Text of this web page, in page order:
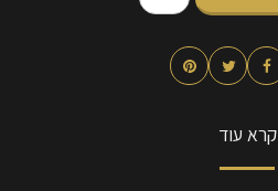
קרא עוד